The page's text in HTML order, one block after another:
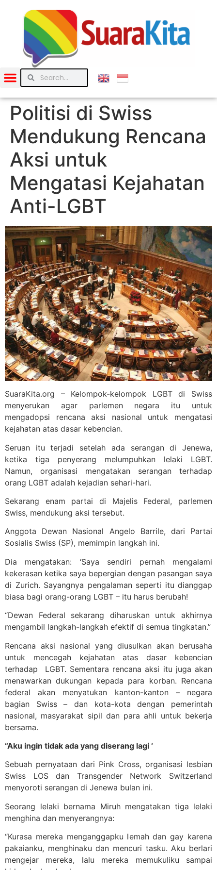
Politisi di Swiss
Mendukung Rencana
Aksi untuk
Mengatasi Kejahatan
Anti-LGBT
SuaraKita.org – Kelompok-kelompok LGBT di Swiss
menyerukan agar parlemen negara itu untuk
mengadopsi rencana aksi nasional untuk mengatasi
kejahatan atas dasar kebencian.
Seruan itu terjadi setelah ada serangan di Jenewa,
ketika tiga penyerang melumpuhkan lelaki LGBT.
Namun, organisasi mengatakan serangan terhadap
orang LGBT adalah kejadian sehari-hari.
Sekarang enam partai di Majelis Federal, parlemen
Swiss, mendukung aksi tersebut.
Anggota Dewan Nasional Angelo Barrile, dari Partai
Sosialis Swiss (SP), memimpin langkah ini.
Dia mengatakan: ‘Saya sendiri pernah mengalami
kekerasan ketika saya bepergian dengan pasangan saya
di Zurich. Sayangnya pengalaman seperti itu dianggap
biasa bagi orang-orang LGBT – itu harus berubah!
“Dewan Federal sekarang diharuskan untuk akhirnya
mengambil langkah-langkah efektif di semua tingkatan.”
Rencana aksi nasional yang diusulkan akan berusaha
untuk mencegah kejahatan atas dasar kebencian
terhadap LGBT. Sementara rencana aksi itu juga akan
menawarkan dukungan kepada para korban. Rencana
federal akan menyatukan kanton-kanton – negara
bagian Swiss – dan kota-kota dengan pemerintah
nasional, masyarakat sipil dan para ahli untuk bekerja
bersama.
“Aku ingin tidak ada yang diserang lagi ‘
Sebuah pernyataan dari Pink Cross, organisasi lesbian
Swiss LOS dan Transgender Network Switzerland
menyoroti serangan di Jenewa bulan ini.
Seorang lelaki bernama Miruh mengatakan tiga lelaki
menghina dan menyerangnya:
“Kurasa mereka menganggapku lemah dan gay karena
pakaianku, menghinaku dan mencuri tasku. Aku berlari
mengejar mereka, lalu mereka memukuliku sampai